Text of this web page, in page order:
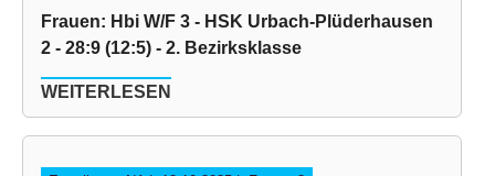
Frauen: Hbi W/F 3 - HSK Urbach-Plüderhausen
2 - 28:9 (12:5) - 2. Bezirksklasse
WEITERLESEN